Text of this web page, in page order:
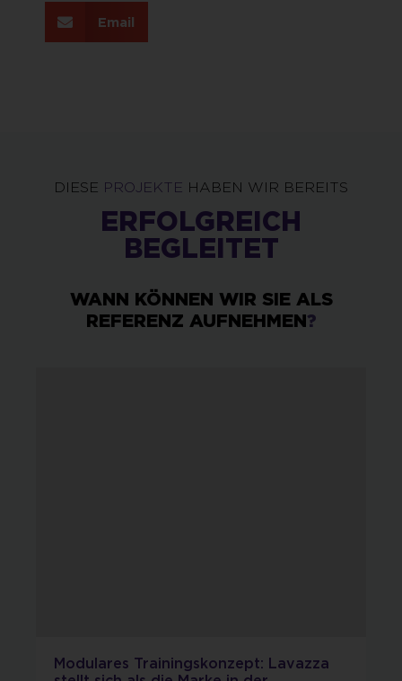
Email
DIESE PROJEKTE HABEN WIR BEREITS
ERFOLGREICH
BEGLEITET
WANN KÖNNEN WIR SIE ALS
REFERENZ AUFNEHMEN?
Modulares Trainingskonzept: Lavazza